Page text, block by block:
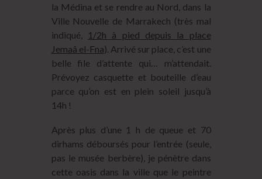
la Médina et se rendre au Nord, dans la
Ville Nouvelle de Marrakech (très mal
indiqué,
1/2h à pied depuis la place
Jemaâ el-Fna). Arrivé sur place, c’est une
belle file d’attente qui… m’attendait.
Prévoyez casquette et bouteille d’eau
parce qu’on est en plein soleil jusqu’à
14h !
Après plus d’une 1 h de queue et 70
dirhams déboursés pour l’entrée (seule,
pas le musée berbère), je pénètre dans
cette oasis dans la ville que le peintre